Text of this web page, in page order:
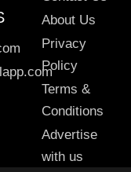
About Us
Privacy
Policy
Terms &
Conditions
Advertise
with us